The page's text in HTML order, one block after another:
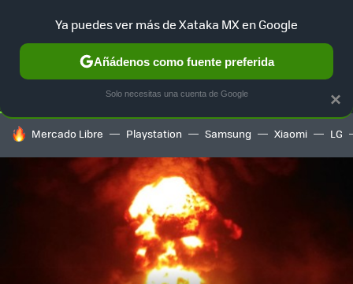
SELECCIÓN GAMING HOME AUTO TERRITORIO
HOY SE HABLA DE
Mercado Libre Playstation Samsung Xiaomi LG
×
Ya puedes ver más de Xataka MX en Google
Añádenos como fuente preferida
Solo necesitas una cuenta de Google